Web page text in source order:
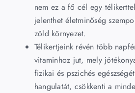
nem ez a fő cél egy
jelenthet életminőség
zöld környezet.
Télikertjeink révén több
vitaminhoz jut, mely
fizikai és pszichés
hangulatát, csökkenti a